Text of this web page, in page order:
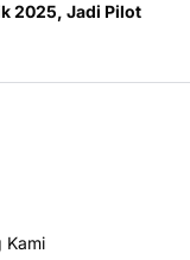
2025, Jadi Pilot
Kami